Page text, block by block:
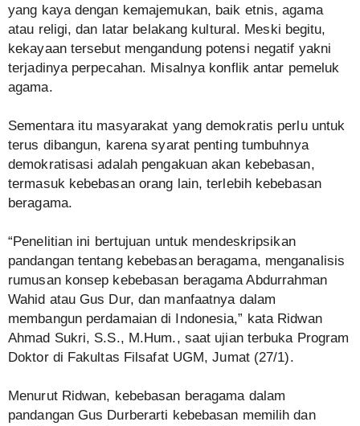
yang kaya dengan kemajemukan, baik etnis, agama
atau religi, dan latar belakang kultural. Meski begitu,
kekayaan tersebut mengandung potensi negatif yakni
terjadinya perpecahan. Misalnya konflik antar pemeluk
agama.
Sementara itu masyarakat yang demokratis perlu untuk
terus dibangun, karena syarat penting tumbuhnya
demokratisasi adalah pengakuan akan kebebasan,
termasuk kebebasan orang lain, terlebih kebebasan
beragama.
“Penelitian ini bertujuan untuk mendeskripsikan
pandangan tentang kebebasan beragama, menganalisis
rumusan konsep kebebasan beragama Abdurrahman
Wahid atau Gus Dur, dan manfaatnya dalam
membangun perdamaian di Indonesia,” kata Ridwan
Ahmad Sukri, S.S., M.Hum., saat ujian terbuka Program
Doktor di Fakultas Filsafat UGM, Jumat (27/1).
Menurut Ridwan, kebebasan beragama dalam
pandangan Gus Durberarti kebebasan memilih dan